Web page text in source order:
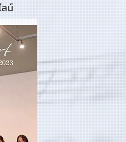
น์